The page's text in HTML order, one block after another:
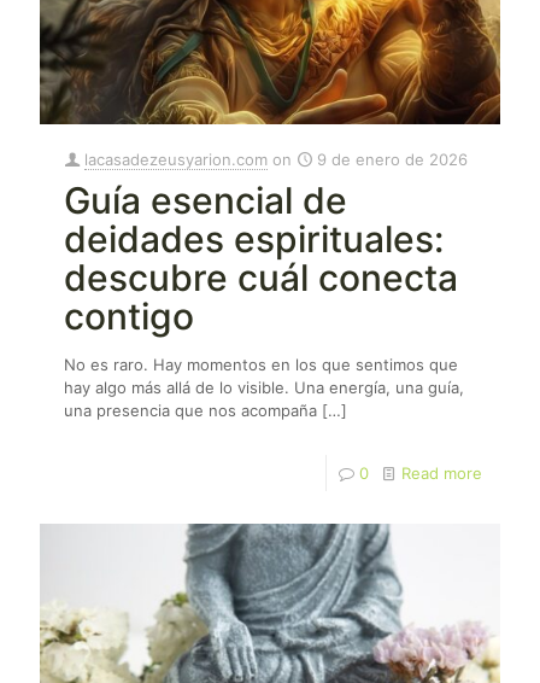
lacasadezeusyarion.com on 9 de enero de 2026
Guía esencial de
deidades espirituales:
descubre cuál conecta
contigo
No es raro. Hay momentos en los que sentimos que
hay algo más allá de lo visible. Una energía, una guía,
una presencia que nos acompaña […]
0 Read more